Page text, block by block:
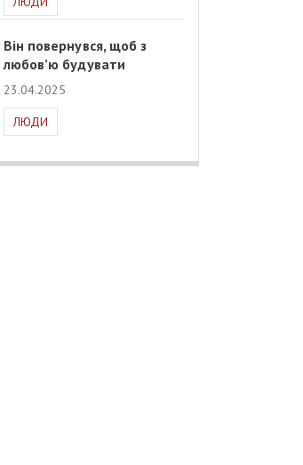
Він повернувся, щоб з
любов’ю будувати
23.04.2025
ЛЮДИ